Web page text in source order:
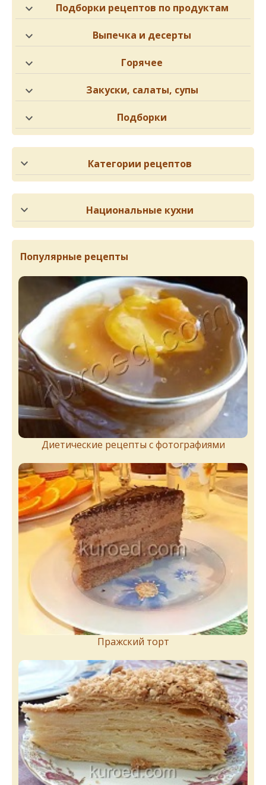
Подборки рецептов по продуктам
Выпечка и десерты
Горячее
Закуски, салаты, супы
Подборки
Категории рецептов
Национальные кухни
Популярные рецепты
Диетические рецепты с фотографиями
Пражский торт